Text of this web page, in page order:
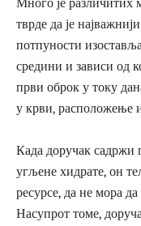
Много је различитих
тврде да је
потпуности
средини и зависи од
први оброк у току
у крви, расположење
Када доручак садржи
угљене хидрате, он
ресурсе, да не мора
Насупрот томе,